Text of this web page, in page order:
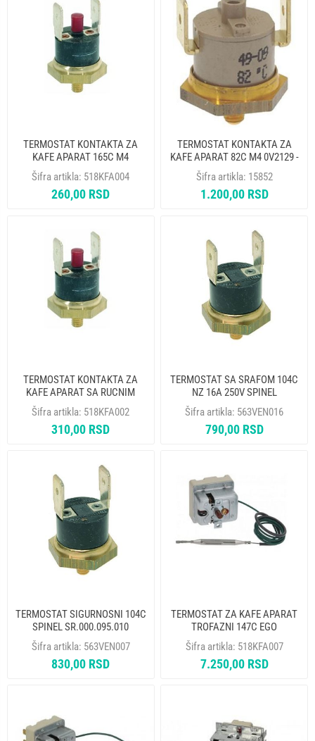
TERMOSTAT KONTAKTA ZA
KAFE APARAT 165C M4
Šifra artikla: 518KFA004
260,00 RSD
TERMOSTAT KONTAKTA ZA
KAFE APARAT 82C M4 0V2129 -
NA
Šifra artikla: 15852
1.200,00 RSD
TERMOSTAT KONTAKTA ZA
KAFE APARAT SA RUCNIM
RESETOM 145C M4
Šifra artikla: 518KFA002
310,00 RSD
TERMOSTAT SA SRAFOM 104C
NZ 16A 250V SPINEL
0SR000095010
Šifra artikla: 563VEN016
790,00 RSD
TERMOSTAT SIGURNOSNI 104C
SPINEL SR.000.095.010
Šifra artikla: 563VEN007
830,00 RSD
TERMOSTAT ZA KAFE APARAT
TROFAZNI 147C EGO
55.32522.857
Šifra artikla: 518KFA007
7.250,00 RSD